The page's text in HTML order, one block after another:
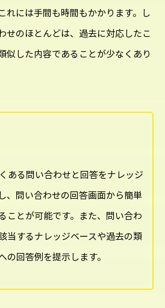
れには手間も時間もかかります。し
せのほとんどは、過去に対応したこ
似した内容であることが少なくあり
ある問い合わせと回答をナレッジ
、問い合わせの回答画面から簡単
ことが可能です。また、問い合わ
当するナレッジベースや過去の類
の回答例を提示します。